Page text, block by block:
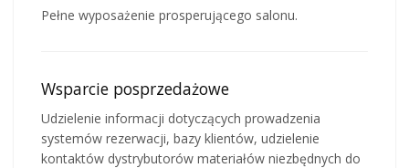
Pełne wyposażenie prosperującego salonu.
Wsparcie posprzedażowe
Udzielenie informacji dotyczących prowadzenia
systemów rezerwacji, bazy klientów, udzielenie
kontaktów dystrybutorów materiałów niezbędnych do